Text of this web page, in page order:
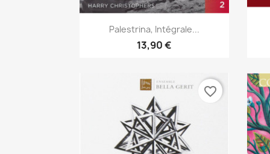
Aperçu rapide
Palestrina, Intégrale...
13,90 €
favorite_border